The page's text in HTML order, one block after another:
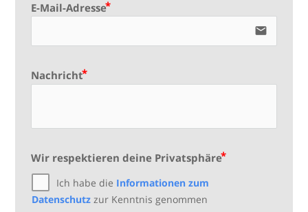
E-Mail-Adresse
email
Nachricht
Wir respektieren deine Privatsphäre
Ich habe die Informationen zum
Datenschutzzur Kenntnis genommen